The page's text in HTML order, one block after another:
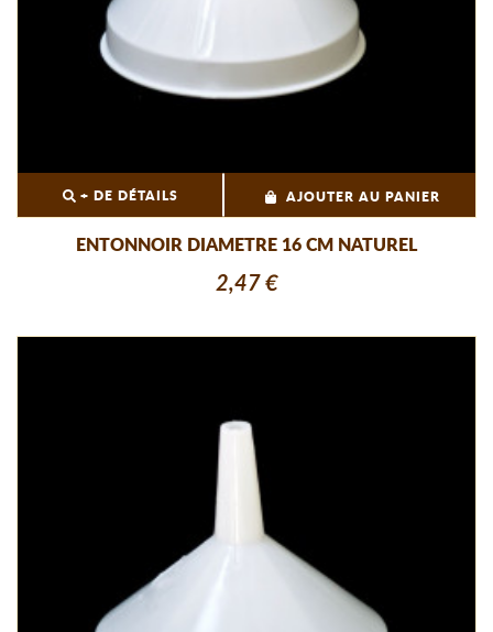
+ DE DÉTAILS AJOUTER AU PANIER
ENTONNOIR DIAMETRE 16 CM NATUREL
2,47 €